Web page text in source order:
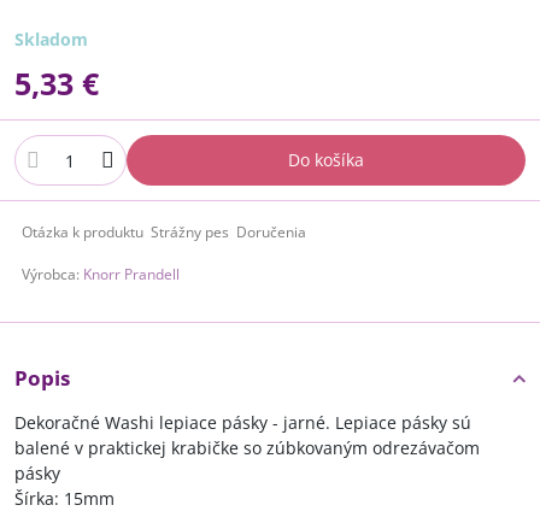
Skladom
5,33 €
Do košíka
Otázka k produktu Strážny pes Doručenia
Výrobca: Knorr Prandell
Popis
Dekoračné Washi lepiace pásky - jarné. Lepiace pásky sú
balené v praktickej krabičke so zúbkovaným odrezávačom
pásky
Šírka: 15mm